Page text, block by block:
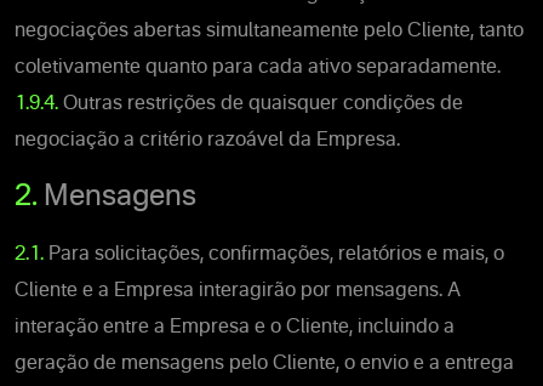
negociações abertas simultaneamente pelo Cliente, tanto
coletivamente quanto para cada ativo separadamente.
1.9.4. Outras restrições de quaisquer condições de
negociação a critério razoável da Empresa.
2. Mensagens
2.1. Para solicitações, confirmações, relatórios e mais, o
Cliente e a Empresa interagirão por mensagens. A
interação entre a Empresa e o Cliente, incluindo a
geração de mensagens pelo Cliente, o envio e a entrega